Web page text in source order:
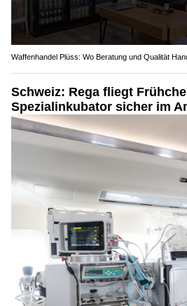
Waffenhandel Plüss: Wo Beratung und Qualität
Schweiz: Rega fliegt
Spezialinkubator sicher im